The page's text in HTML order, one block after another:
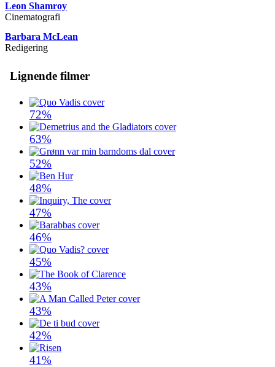
Leon Shamroy
Cinematografi
Barbara McLean
Redigering
Lignende filmer
72%
63%
52%
48%
47%
46%
45%
43%
43%
42%
41%